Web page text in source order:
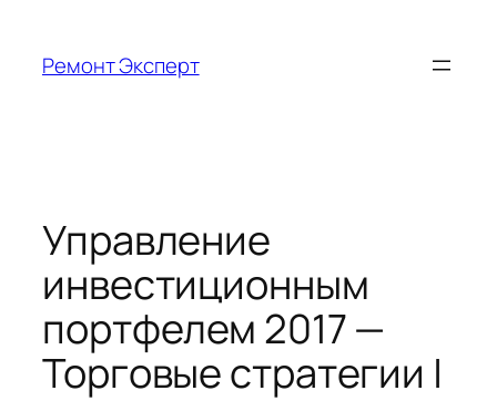
содержимому
Ремонт Эксперт
Управление
инвестиционным
портфелем 2017 —
Торговые стратегии |